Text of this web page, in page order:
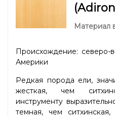
Материал
Происхождение: северо-
Америки
Редкая порода ели,
жесткая, чем
инструменту
темная, чем ситхинская,